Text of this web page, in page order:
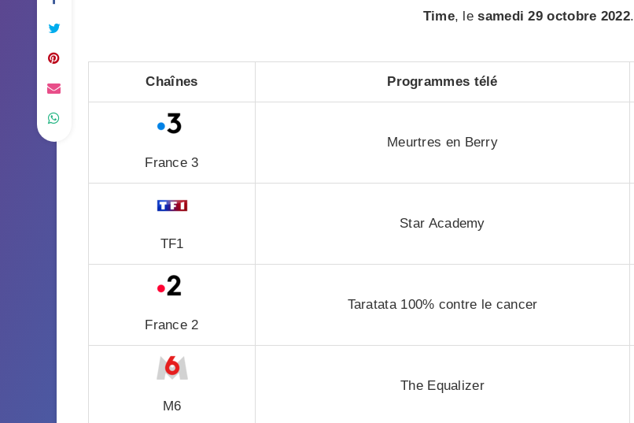
Time, lesamedi 29 octobre 2022.
Chaînes Programmes télé
France 3
Meurtres en Berry
TF1
Star Academy
France 2
Taratata 100% contre le cancer
M6
The Equalizer